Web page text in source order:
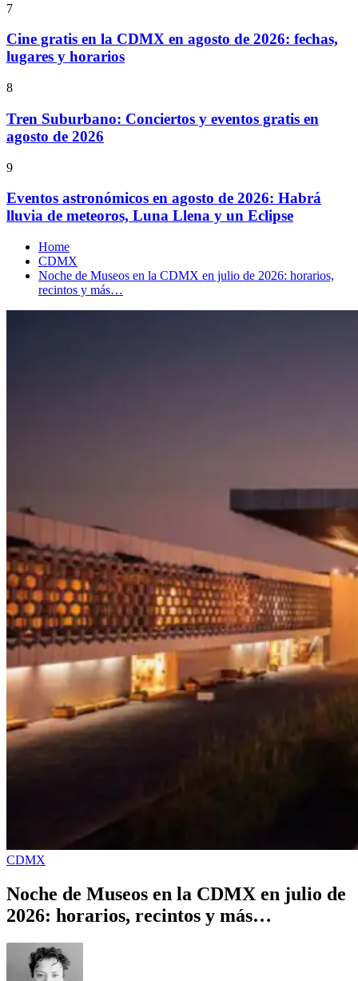
7
Cine gratis en la CDMX en agosto de 2026: fechas,
lugares y horarios
8
Tren Suburbano: Conciertos y eventos gratis en
agosto de 2026
9
Eventos astronómicos en agosto de 2026: Habrá
lluvia de meteoros, Luna Llena y un Eclipse
Home
CDMX
Noche de Museos en la CDMX en julio de 2026: horarios,
recintos y más…
CDMX
Noche de Museos en la CDMX en julio de
2026: horarios, recintos y más…